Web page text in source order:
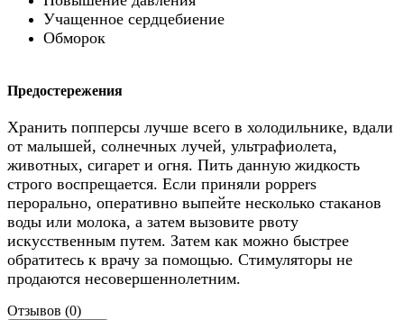
Учащенное сердцебиение
Обморок
Предостережения
Хранить попперсы лучше всего в холодильнике, вдали
от малышей, солнечных лучей, ультрафиолета,
животных, сигарет и огня. Пить данную жидкость
строго воспрещается. Если приняли poppers
перорально, оперативно выпейте несколько стаканов
воды или молока, а затем вызовите рвоту
искусственным путем. Затем как можно быстрее
обратитесь к врачу за помощью. Стимуляторы не
продаются несовершеннолетним.
Отзывов (0)